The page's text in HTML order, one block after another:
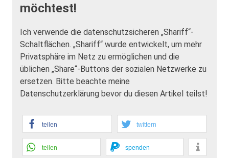
möchtest!
Ich verwende die datenschutzsicheren „Shariff“-
Schaltflächen. „Shariff“ wurde entwickelt, um mehr
Privatsphäre im Netz zu ermöglichen und die
üblichen „Share“-Buttons der sozialen Netzwerke zu
ersetzen. Bitte beachte meine
Datenschutzerklärung bevor du diesen Artikel teilst!
teilen twittern
teilen spenden